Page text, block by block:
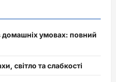
умовах: повний
світло та слабкості